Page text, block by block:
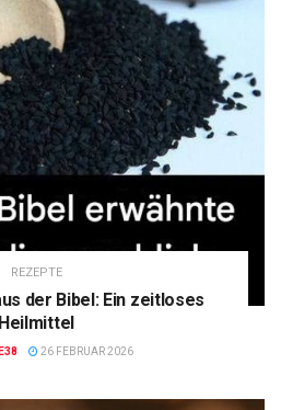
REZEPTE
der Bibel: Ein zeitloses
Heilmittel
26 FEBRUAR 2026